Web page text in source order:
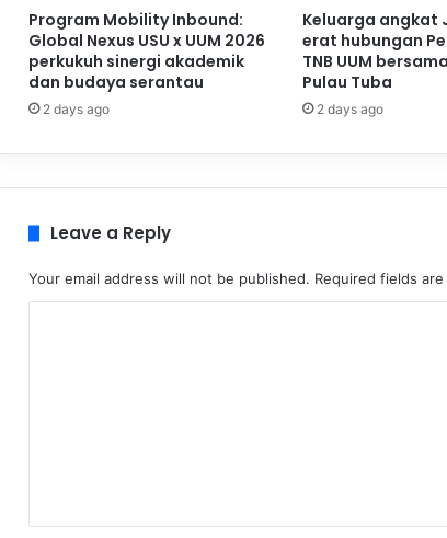
Program Mobility Inbound:
Global Nexus USU x UUM 2026
perkukuh sinergi akademik
dan budaya serantau
2 days ago
Keluarga angkat
erat hubungan
TNB UUM
Pulau Tuba
2 days ago
Leave a Reply
Your email address will not be published. Required fields are